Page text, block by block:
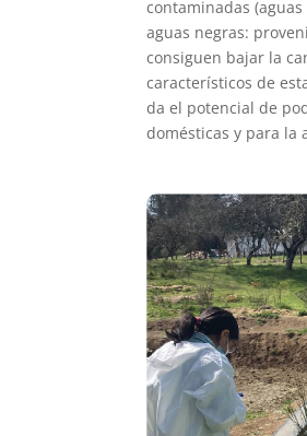
contaminadas
aguas negras:
consiguen bajar la
característicos de
da el potencial de
domésticas y para la